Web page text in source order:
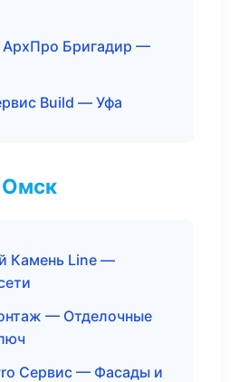
АрхПро Бригадир —
Build — Уфа
Омск
Камень Line —
— Отделочные
Сервис — Фасады и